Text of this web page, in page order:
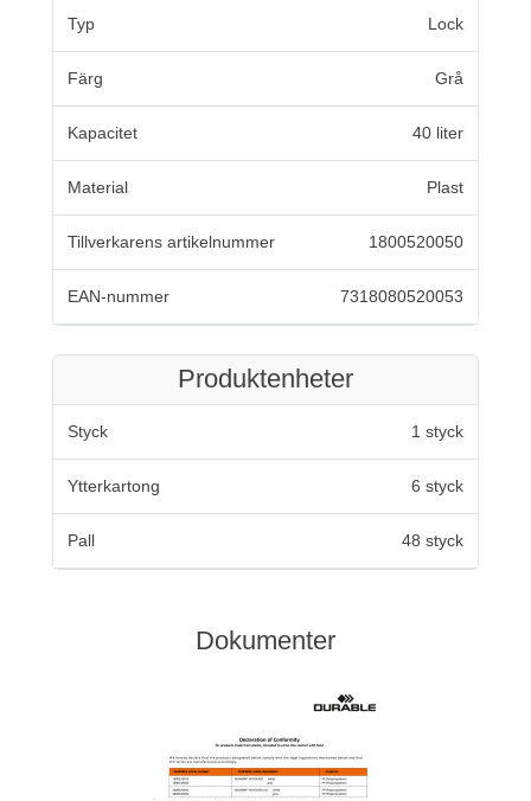
Typ Lock
Färg Grå
Kapacitet 40 liter
Material Plast
Tillverkarens artikelnummer 1800520050
EAN-nummer 7318080520053
Produktenheter
Styck 1 styck
Ytterkartong 6 styck
Pall 48 styck
Dokumenter